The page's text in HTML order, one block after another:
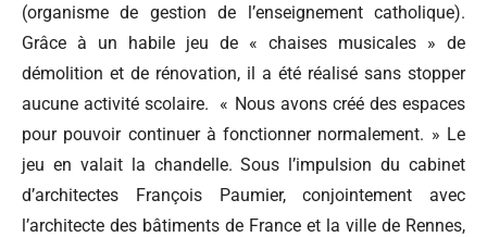
(organisme de gestion de l’enseignement catholique).
Grâce à un habile jeu de « chaises musicales » de
démolition et de rénovation, il a été réalisé sans stopper
aucune activité scolaire. « Nous avons créé des espaces
pour pouvoir continuer à fonctionner normalement. » Le
jeu en valait la chandelle. Sous l’impulsion du cabinet
d’architectes François Paumier, conjointement avec
l’architecte des bâtiments de France et la ville de Rennes,